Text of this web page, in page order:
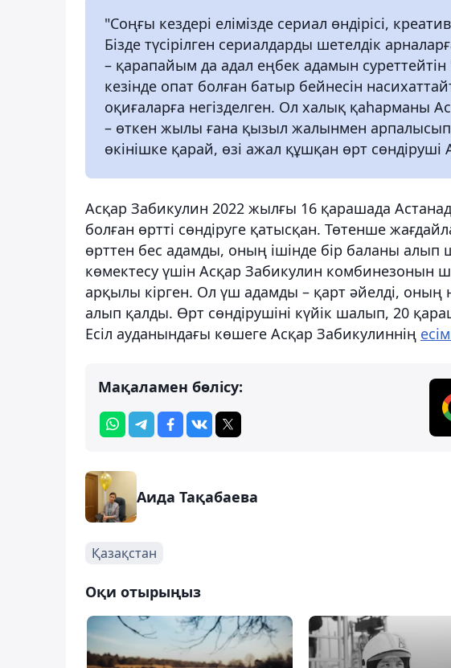
"Соңғы кездері елімізде сериал өндірісі,
Бізде түсірілген сериалдарды шетелдік
– қарапайым да адал еңбек адамын
кезінде опат болған батыр бейнесін
оқиғаларға негізделген. Ол халық қаһарманы
– өткен жылы ғана қызыл жалынмен
өкінішке қарай, өзі ажал құшқан өрт
Асқар Забикулин 2022 жылғы 16 қарашада
болған өртті сөндіруге қатысқан. Төтенше
өрттен бес адамды, оның ішінде бір баланы алып
көмектесу үшін Асқар Забикулин комбинезонын
арқылы кірген. Ол үш адамды – қарт әйелді,
алып қалды. Өрт сөндірушіні күйік шалып, 20
Есіл ауданындағы көшеге Асқар Забикулиннің
Мақаламен бөлісу:
Аида Тақабаева
Қазақстан
Оқи отырыңыз